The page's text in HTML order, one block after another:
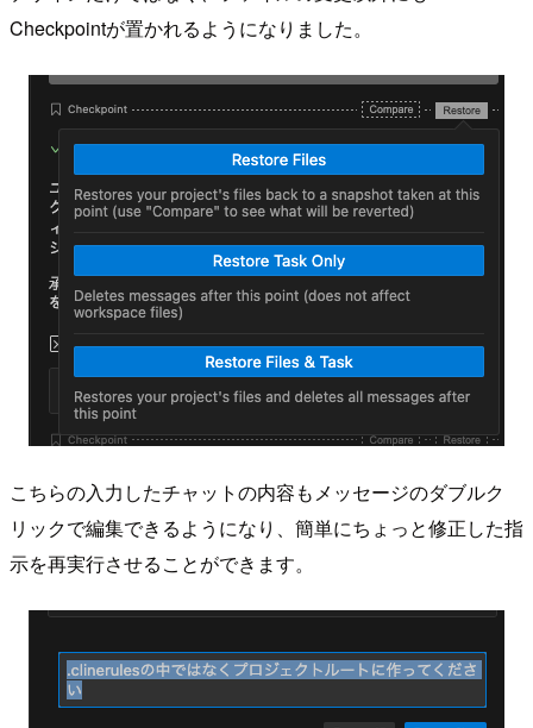
Checkpointが置かれるようになりました。
こちらの入力したチャットの内容もメッセージのダブルク
リックで編集できるようになり、簡単にちょっと修正した指
示を再実行させることができます。